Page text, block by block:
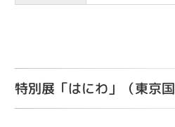
特別展「はにわ」（東京国